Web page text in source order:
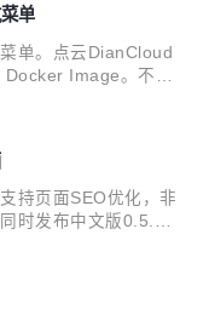
可。如果你没有安
run -d -p 80:8
单
单。点云DianCloud
Image。不熟
何技术基础，不用寻
序。挑选云应用，一
资源管理器和在线代
博客 0.5.9 最新特
持页面SEO优化，非
时发布中文版0.5.8
，即可开启自己的Gh
中，申请地址。 Gho